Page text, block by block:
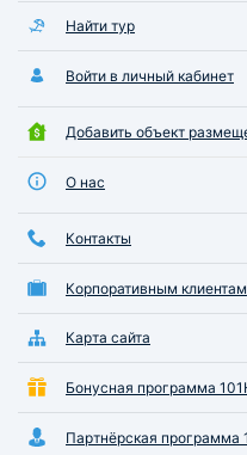
Найти тур
Войти в личный кабинет
Добавить объект
О нас
Контакты
Корпоративным клиентам
Карта сайта
Бонусная программа
Партнёрская программа